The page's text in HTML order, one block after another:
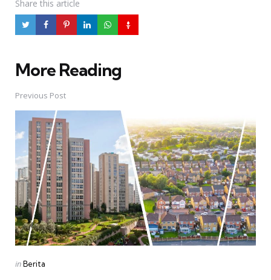
Share this article
More Reading
Post
navigation
Previous Post
Posted
inBerita